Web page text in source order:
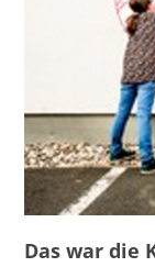
Das war die